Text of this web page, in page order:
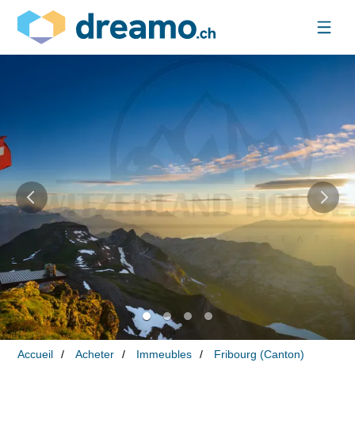
Accueil Acheter Immeubles Fribourg (Canton)